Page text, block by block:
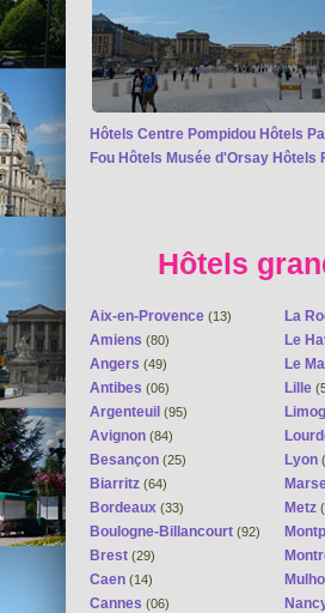
Hôtels Centre Pompidou Hôtels
Fou Hôtels Musée d'Orsay Hôtels
Hôtels
Aix-en-Provence (13)
Amiens (80)
Angers (49)
Antibes (06)
Argenteuil (95)
Avignon (84)
Besançon (25)
Biarritz (64)
Bordeaux (33)
Boulogne-Billancourt (92)
Brest (29)
Caen (14)
Cannes (06)
La
Le
Le
Lille
Lyon
Metz